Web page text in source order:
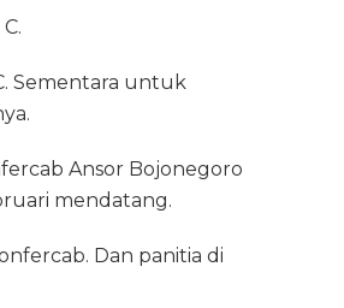
Sementara untuk
Ansor Bojonegoro
mendatang.
Dan panitia di